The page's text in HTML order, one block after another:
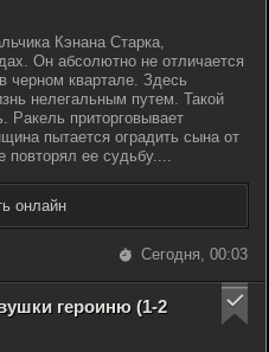
Кэнана Старка,
Он абсолютно не отличается
черном квартале. Здесь
нелегальным путем. Такой
Ракель приторговывает
пытается оградить сына от
повторял ее судьбу....
онлайн
Сегодня, 00:03
героиню (1-2